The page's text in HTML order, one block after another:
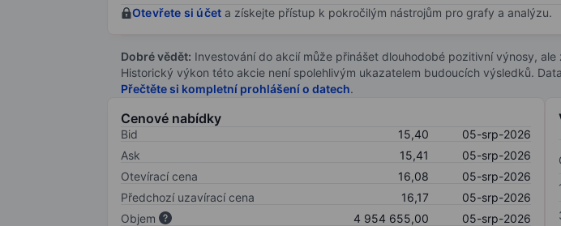
Otevřete si účet a získejte přístup k pokročilým nástrojům pro grafy a analýzu.
Dobré vědět: Investování do akcií může přinášet dlouhodobé pozitivní výnosy,
Historický výkon této akcie není spolehlivým ukazatelem budoucích výsledků.
Přečtěte si kompletní prohlášení o datech.
Cenové nabídky
Bid 15,40
05-srp-2026
Ask
15,41
05-srp-2026
Otevírací cena
16,08
05-srp-2026
Předchozí uzavírací cena
16,17
05-srp-2026
Objem
4 954 655,00
05-srp-2026